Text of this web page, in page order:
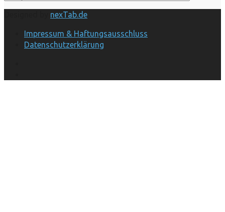
nexTab.de
Impressum & Haftungsausschluss
Datenschutzerklärung